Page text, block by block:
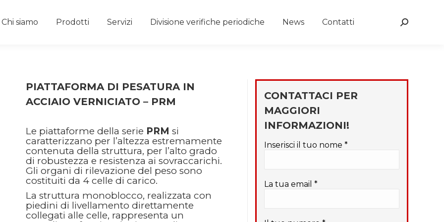
Chi siamo Prodotti Servizi Divisione verifiche periodiche News Contatti Search:
PIATTAFORMA DI PESATURA IN
ACCIAIO VERNICIATO – PRM
Le piattaforme della serie PRM si
caratterizzano per l’altezza estremamente
contenuta della struttura, per l’alto grado
di robustezza e resistenza ai sovraccarichi.
Gli organi di rilevazione del peso sono
costituiti da 4 celle di carico.
La struttura monoblocco, realizzata con
piedini di livellamento direttamente
collegati alle celle, rappresenta un
CONTATTACI PER
MAGGIORI
INFORMAZIONI!
Inserisci il tuo nome *
La tua email *